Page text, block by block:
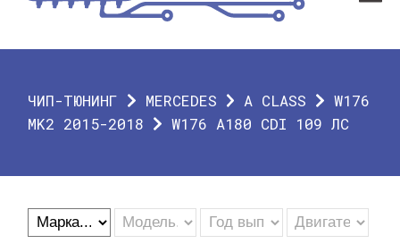
О КОМПАНИИ
ГАРАНТИЯ
ЧИП-ТЮНИНГ MERCEDES A CLASS
W176
MK2 2015-2018
W176 A180 CDI 109 ЛС